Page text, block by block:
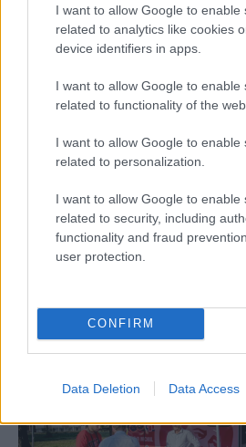
I want to allow Google to enable
related to analytics like cookies
device identifiers in apps.
I want to allow Google to enable
related to functionality of the
I want to allow Google to enable
related to personalization.
I want to allow Google to enable
related to security, including
functionality and fraud
user protection.
CONFIRM
Data Deletion Data Access
Egy különleges családi
alijázó érkezett Izraelbe